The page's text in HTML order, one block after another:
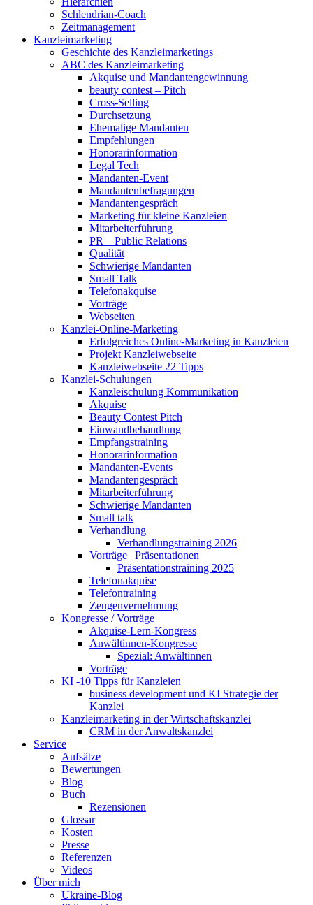
Schlendrian-Coach
Zeitmanagement
Kanzleimarketing
Geschichte des Kanzleimarketings
ABC des Kanzleimarketing
Akquise und Mandantengewinnung
beauty contest – Pitch
Cross-Selling
Durchsetzung
Ehemalige Mandanten
Empfehlungen
Honorarinformation
Legal Tech
Mandanten-Event
Mandantenbefragungen
Mandantengespräch
Marketing für kleine Kanzleien
Mitarbeiterführung
PR – Public Relations
Qualität
Schwierige Mandanten
Small Talk
Telefonakquise
Vorträge
Webseiten
Kanzlei-Online-Marketing
Erfolgreiches Online-Marketing in Kanzleien
Projekt Kanzleiwebseite
Kanzleiwebseite 22 Tipps
Kanzlei-Schulungen
Kanzleischulung Kommunikation
Akquise
Beauty Contest Pitch
Einwandbehandlung
Empfangstraining
Honorarinformation
Mandanten-Events
Mandantengespräch
Mitarbeiterführung
Schwierige Mandanten
Small talk
Verhandlung
Verhandlungstraining 2026
Vorträge | Präsentationen
Präsentationstraining 2025
Telefonakquise
Telefontraining
Zeugenvernehmung
Kongresse / Vorträge
Akquise-Lern-Kongress
Anwältinnen-Kongresse
Spezial: Anwältinnen
Vorträge
KI -10 Tipps für Kanzleien
business development und KI Strategie der
Kanzlei
Kanzleimarketing in der Wirtschaftskanzlei
CRM in der Anwaltskanzlei
Service
Aufsätze
Bewertungen
Blog
Buch
Rezensionen
Glossar
Kosten
Presse
Referenzen
Videos
Über mich
Ukraine-Blog